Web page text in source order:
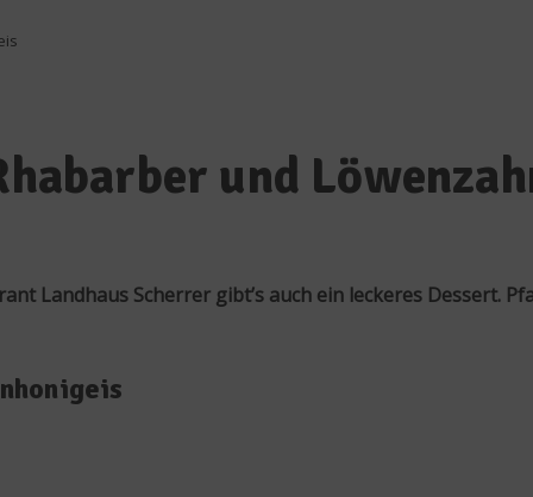
und
Landhaus Scherrer gibt’s auch ein leckeres Dessert.